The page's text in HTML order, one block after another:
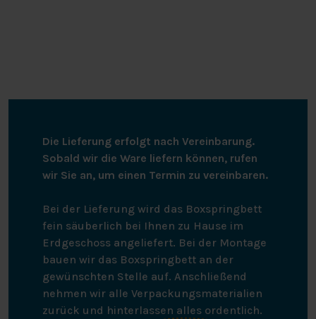
Die Lieferung erfolgt nach Vereinbarung.
Sobald wir die Ware liefern können, rufen
wir Sie an, um einen Termin zu vereinbaren.
Bei der Lieferung wird das Boxspringbett
fein säuberlich bei Ihnen zu Hause im
Erdgeschoss angeliefert. Bei der Montage
bauen wir das Boxspringbett an der
gewünschten Stelle auf. Anschließend
nehmen wir alle Verpackungsmaterialien
zurück und hinterlassen alles ordentlich.